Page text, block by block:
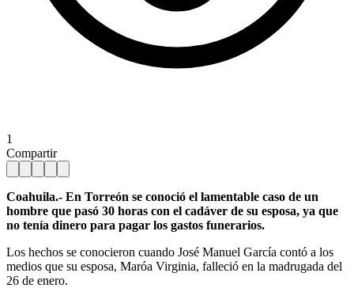
1
Compartir
Coahuila.- En Torreón se conoció el lamentable caso de un
hombre que pasó 30 horas con el cadáver de su esposa, ya que
no tenía dinero para pagar los gastos funerarios.
Los hechos se conocieron cuando José Manuel García contó a los
medios que su esposa, Maróa Virginia, falleció en la madrugada del
26 de enero.